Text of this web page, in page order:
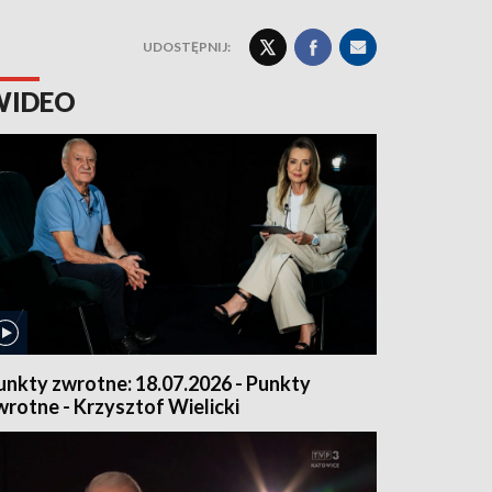
UDOSTĘPNIJ:
zwrotne: 18.07.2026 - Punkty
- Krzysztof Wielicki